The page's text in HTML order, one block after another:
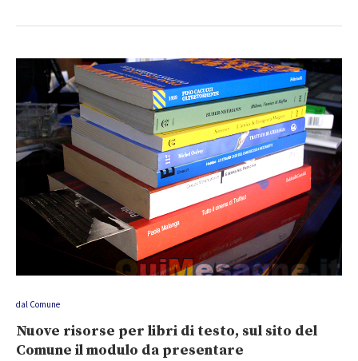
dal Comune
Nuove risorse per libri di testo, sul sito del
Comune il modulo da presentare